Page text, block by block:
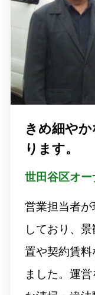
きめ細や
ります。
世⽥谷区オー
営業担当者
しており、
置や契約賃料
ました。運